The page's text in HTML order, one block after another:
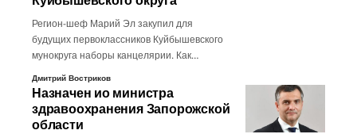
Регион-шеф Марий Эл закупил для
будущих первоклассников Куйбышевского
мунокруга наборы канцелярии. Как…
Дмитрий Востриков
Назначен ио министра
здравоохранения Запорожской
области